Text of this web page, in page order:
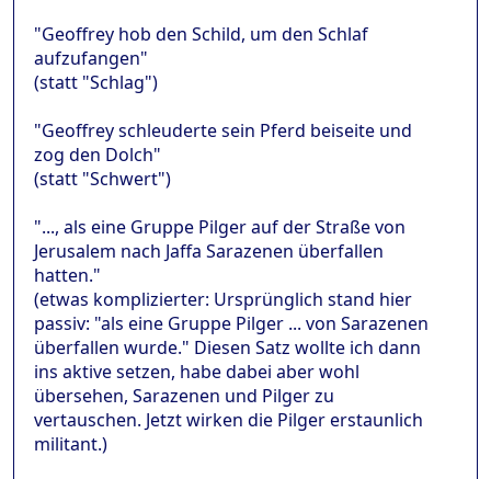
"Geoffrey hob den Schild, um den Schlaf
aufzufangen"
(statt "Schlag")
"Geoffrey schleuderte sein Pferd beiseite und
zog den Dolch"
(statt "Schwert")
"..., als eine Gruppe Pilger auf der Straße von
Jerusalem nach Jaffa Sarazenen überfallen
hatten."
(etwas komplizierter: Ursprünglich stand hier
passiv: "als eine Gruppe Pilger ... von Sarazenen
überfallen wurde." Diesen Satz wollte ich dann
ins aktive setzen, habe dabei aber wohl
übersehen, Sarazenen und Pilger zu
vertauschen. Jetzt wirken die Pilger erstaunlich
militant.)